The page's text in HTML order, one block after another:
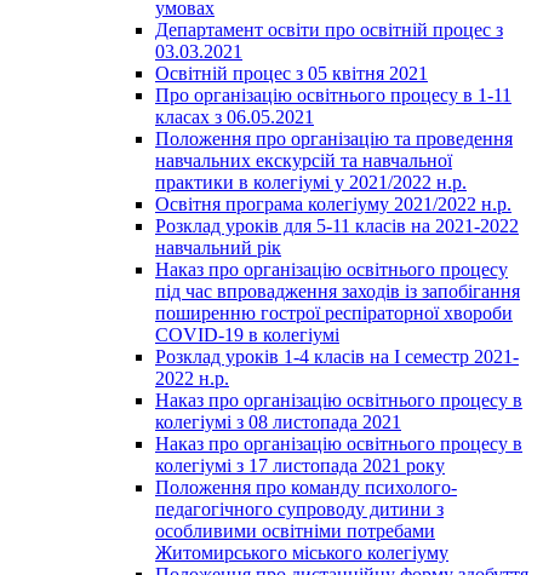
умовах
Департамент освіти про освітній процес з
03.03.2021
Освітній процес з 05 квітня 2021
Про організацію освітнього процесу в 1-11
класах з 06.05.2021
Положення про організацію та проведення
навчальних екскурсій та навчальної
практики в колегіумі у 2021/2022 н.р.
Освітня програма колегіуму 2021/2022 н.р.
Розклад уроків для 5-11 класів на 2021-2022
навчальний рік
Наказ про організацію освітнього процесу
під час впровадження заходів із запобігання
поширенню гострої респіраторної хвороби
COVID-19 в колегіумі
Розклад уроків 1-4 класів на І семестр 2021-
2022 н.р.
Наказ про організацію освітнього процесу в
колегіумі з 08 листопада 2021
Наказ про організацію освітнього процесу в
колегіумі з 17 листопада 2021 року
Положення про команду психолого-
педагогічного супроводу дитини з
особливими освітніми потребами
Житомирського міського колегіуму